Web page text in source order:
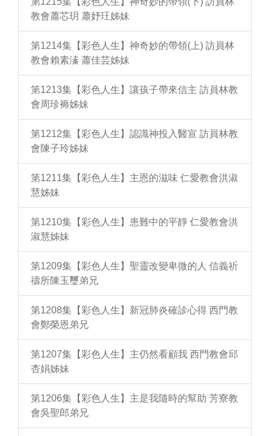
教會蕭芯玥 蕭妤玨姊妹
第1214集【彩色人生】神奇妙的帶領(上) 訪員林
教會賴素溱 蕭佳芸姊妹
第1213集【彩色人生】讓孩子帶來信主 訪員林教
會周珍褥姊妹
第1212集【彩色人生】認識神投入醫宣 訪員林教
會陳子玲姊妹
第1211集【彩色人生】主恩的滋味 仁愛教會洪淑
慧姊妹
第1210集【彩色人生】患難中的平靜 仁愛教會洪
淑慧姊妹
第1209集【彩色人生】聖靈改變卑微的人 信義祈
禱所陳玉璽弟兄
第1208集【彩色人生】新冠肺炎確診心得 西門教
會鄭榮恩弟兄
第1207集【彩色人生】主仍然看顧我 西門教會邱
杏娟姊妹
第1206集【彩色人生】主是我隨時的幫助 芳寮教
會吳聖郎弟兄